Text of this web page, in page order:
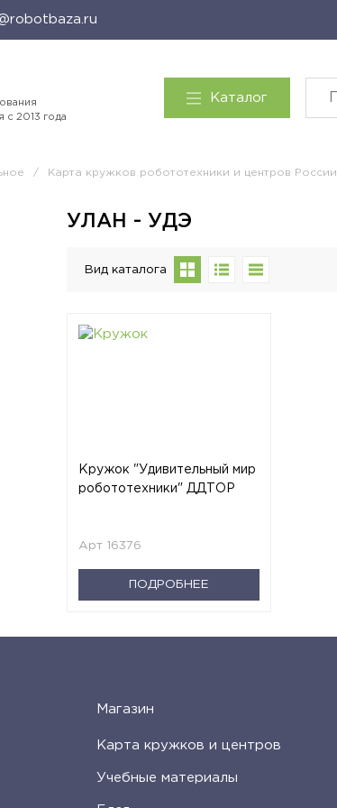
с 2013 года
Каталог
/ Карта кружков робототехники и центров России
УЛАН - УДЭ
Вид каталога
Кружок "Удивительный мир
робототехники" ДДТОР
Арт 16376
ПОДРОБНЕЕ
Магазин
Карта кружков и центров
Учебные материалы